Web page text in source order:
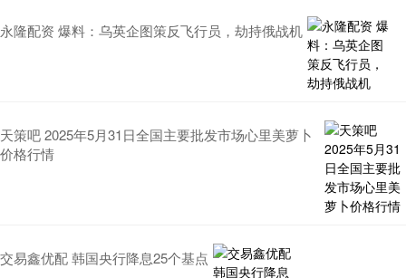
永隆配资 爆料：乌英企图策反飞行员，劫持俄战机
天策吧 2025年5月31日全国主要批发市场心里美萝卜
价格行情
交易鑫优配 韩国央行降息25个基点